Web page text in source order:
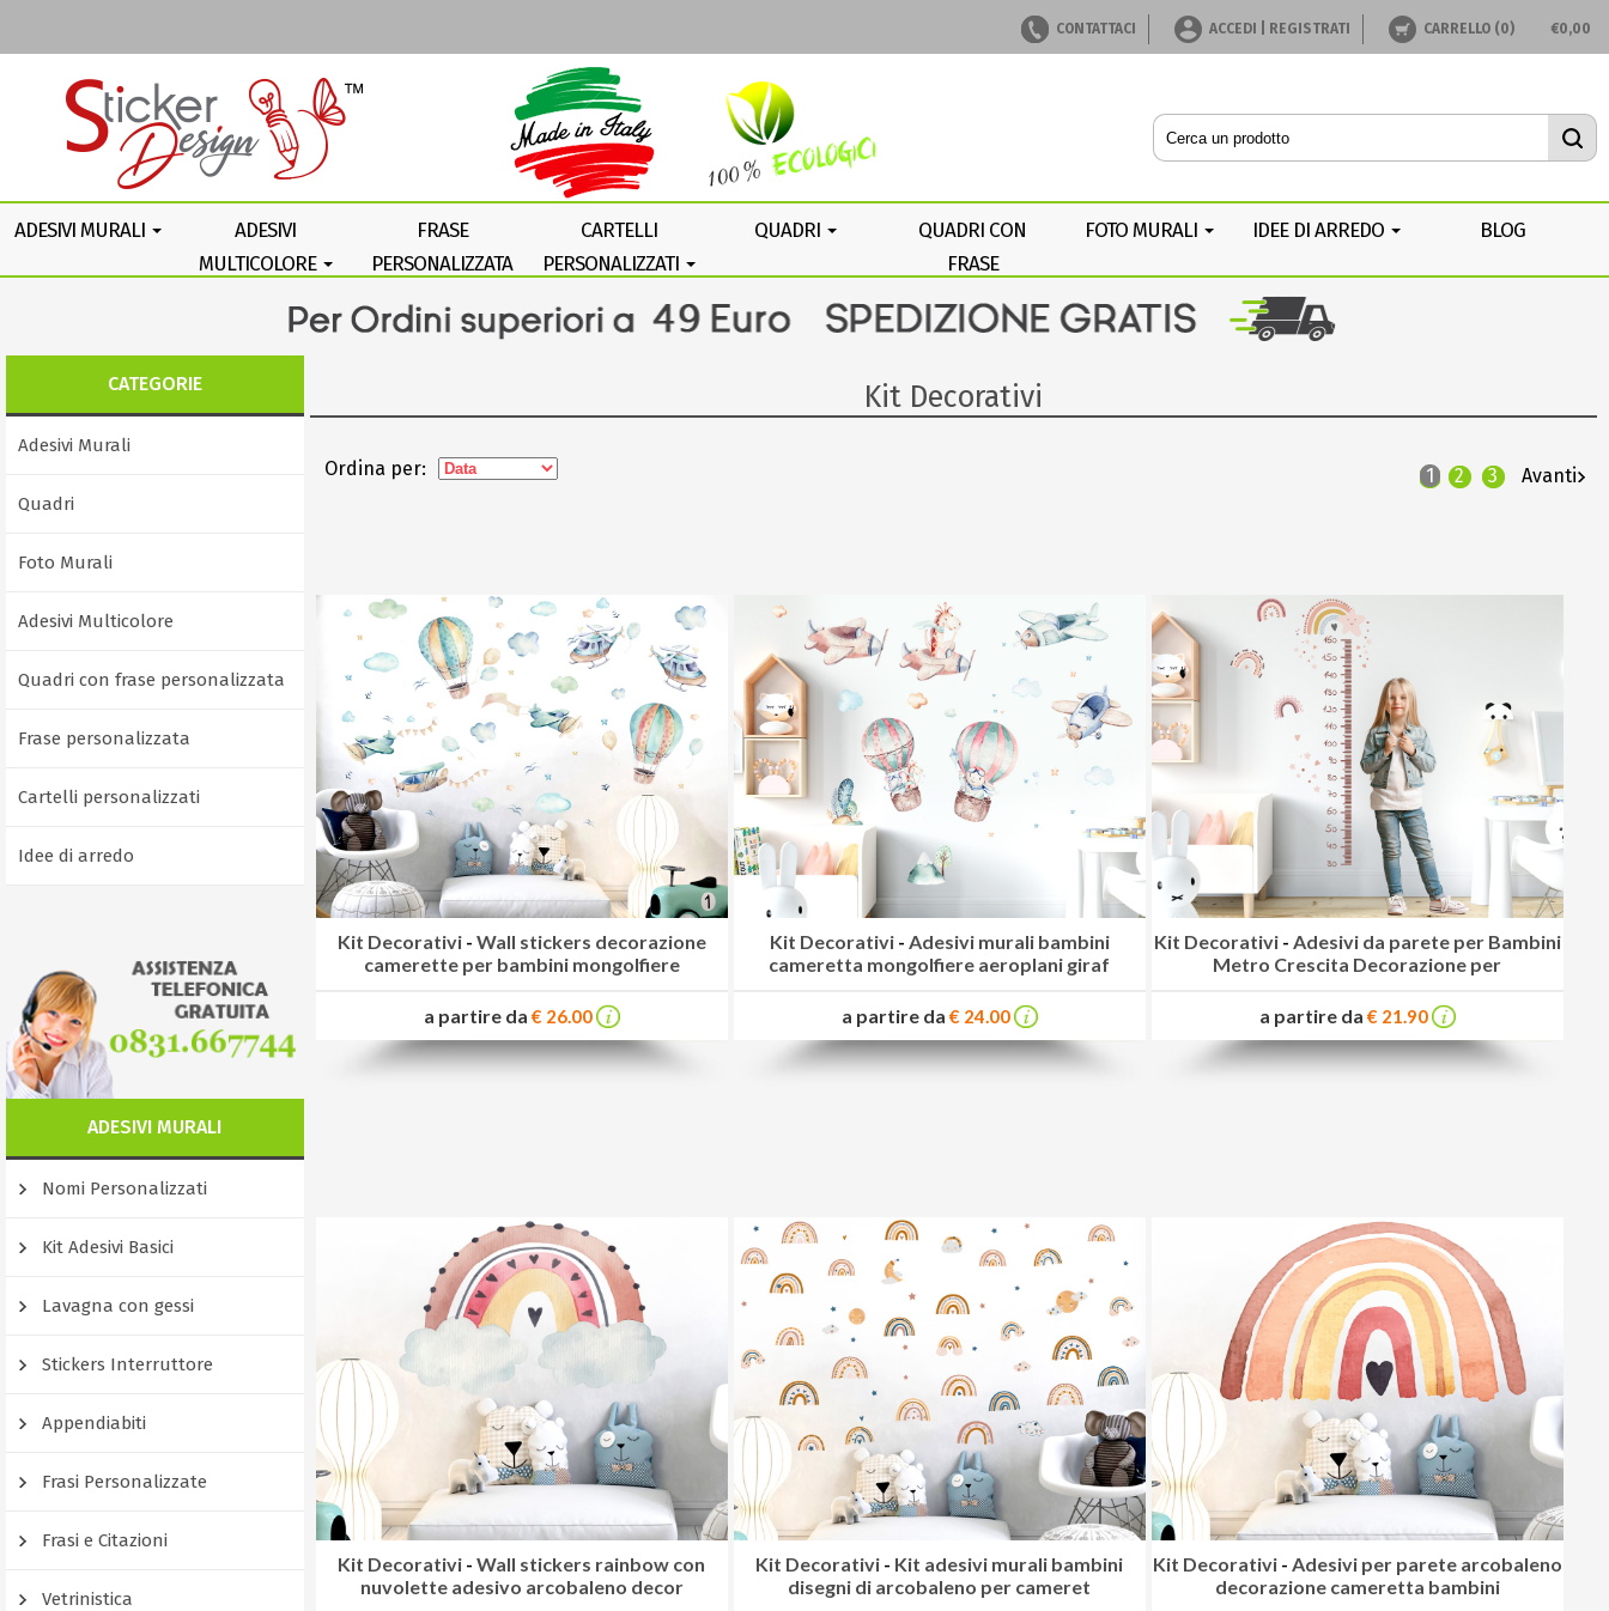
CATEGORIE
Adesivi Murali
Quadri
Foto Murali
Adesivi Multicolore
Quadri con frase personalizzata
Frase personalizzata
Cartelli personalizzati
Idee di arredo
ADESIVI MURALI
Nomi Personalizzati
Kit Adesivi Basici
Lavagna con gessi
Stickers Interruttore
Appendiabiti
Frasi Personalizzate
Frasi e Citazioni
Vetrinistica
Kit Decorativi
Ordina per: 1 2 3 Avanti
Kit Decorativi - Wall stickers decorazione
camerette per bambini mongolfiere
a partire da € 26.00
Kit Decorativi - Adesivi murali bambini
cameretta mongolfiere aeroplani giraf
a partire da € 24.00
Kit Decorativi - Adesivi da parete per Bambini
Metro Crescita Decorazione per
a partire da € 21.90
Kit Decorativi -Wall stickers rainbow con
nuvolette adesivo arcobaleno decor
Kit Decorativi - Kit adesivi murali bambini
disegni di arcobaleno per cameret
Kit Decorativi - Adesivi per parete arcobaleno
decorazione cameretta bambini
CONTATTACI ACCEDI | REGISTRATI CARRELLO (0) €0,00
ADESIVI MURALI
ADESIVI
MULTICOLORE
FRASE
PERSONALIZZATA
CARTELLI
PERSONALIZZATI
QUADRI
QUADRI CON
FRASE
PERSONALIZZATA
FOTO MURALI IDEE DI ARREDO BLOG